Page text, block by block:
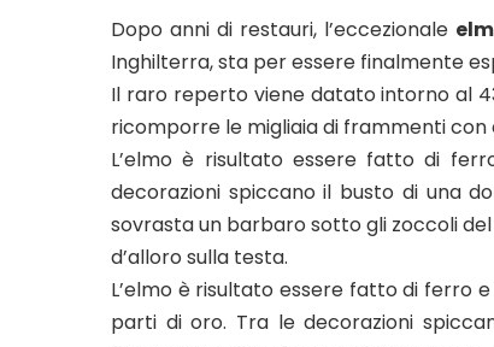
Dopo anni di restauri, l’eccezionale
Inghilterra, sta per essere finalmente
Il raro reperto viene datato intorno al
ricomporre le migliaia di frammenti
L’elmo è risultato essere fatto di
decorazioni spiccano il busto di una
sovrasta un barbaro sotto gli zoccoli
d’alloro sulla testa.
L’elmo è risultato essere fatto di ferro
parti di oro. Tra le decorazioni